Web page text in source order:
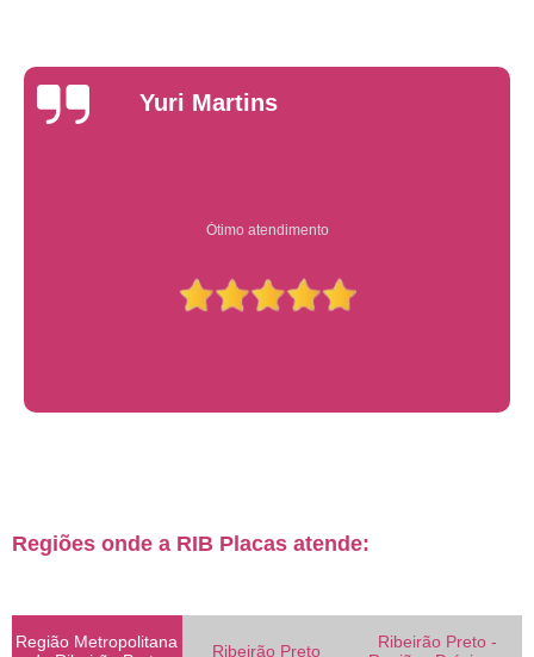
Yuri Martins
Ótimo atendimento
Regiões onde a RIB Placas atende:
Região Metropolitana
Ribeirão Preto
Ribeirão Preto -